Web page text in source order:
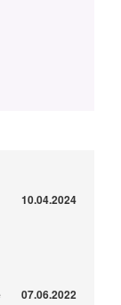
10.04.2024
07.06.2022